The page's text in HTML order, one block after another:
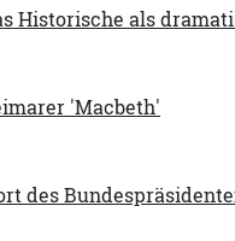
Historische als
'Macbeth'
des